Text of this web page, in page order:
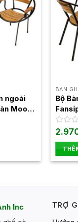
ngoài
Moon
BÀN
Bộ
Được
hạng
0
5
Inc
TRỢ